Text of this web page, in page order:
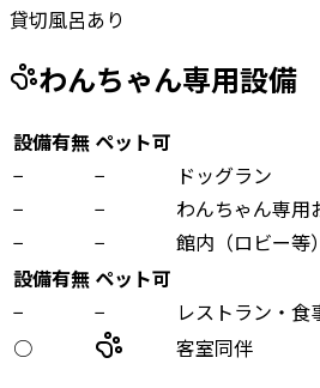
貸切風呂あり
わんちゃん専用設備
設備有無 ペット可
−
−
ドッグラン
−
−
わんちゃん専用
−
−
館内（ロビー等
設備有無 ペット可
−
−
レストラン・食
○
客室同伴